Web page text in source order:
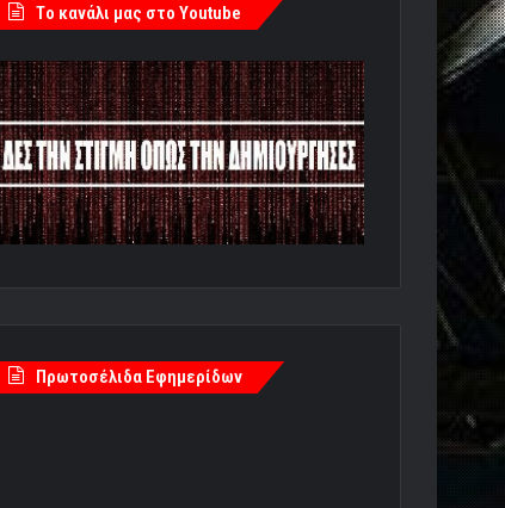
Tο κανάλι μας στο Youtube
Πρωτοσέλιδα Εφημερίδων